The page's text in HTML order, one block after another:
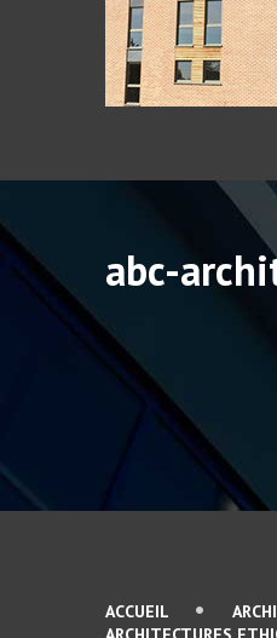
abc-
ACCUEIL